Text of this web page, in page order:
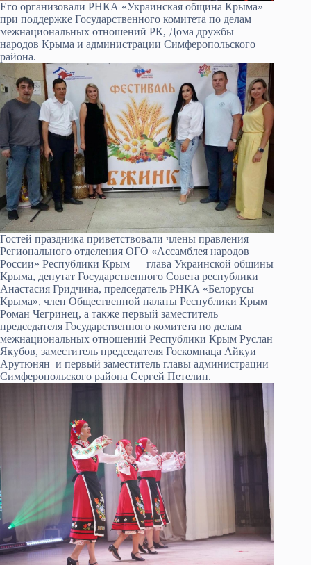
Его организовали РНКА «Украинская община Крыма»
при поддержке Государственного комитета по делам
межнациональных отношений РК, Дома дружбы
народов Крыма и администрации Симферопольского
района.
Гостей праздника приветствовали члены правления
Регионального отделения ОГО «Ассамблея народов
России» Республики Крым — глава Украинской общины
Крыма, депутат Государственного Совета республики
Анастасия Гридчина, председатель РНКА «Белорусы
Крыма», член Общественной палаты Республики Крым
Роман Чегринец, а также первый заместитель
председателя Государственного комитета по делам
межнациональных отношений Республики Крым Руслан
Якубов, заместитель председателя Госкомнаца Айкуи
Арутюнян и первый заместитель главы администрации
Симферопольского района Сергей Петелин.